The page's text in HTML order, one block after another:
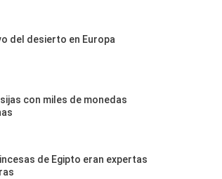
del desierto en Europa
con miles de monedas
de Egipto eran expertas